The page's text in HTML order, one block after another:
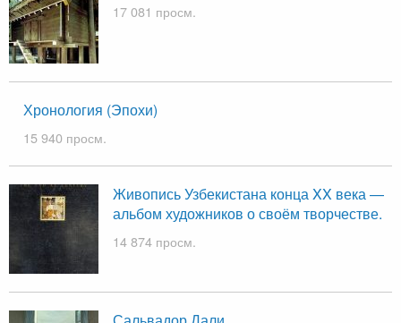
17 081 просм.
Хронология (Эпохи)
15 940 просм.
Живопись Узбекистана конца XX века —
альбом художников о своём творчестве.
14 874 просм.